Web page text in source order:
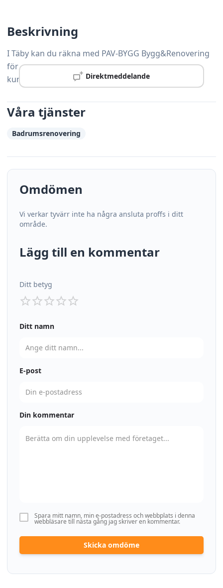
Direktmeddelande
Beskrivning
I Täby kan du räkna med PAV-BYGG Bygg&Renovering
för professionell snickeriservice – kvalitet och
kundnöjdhet är alltid prioritet.
Våra tjänster
Badrumsrenovering
Omdömen
Vi verkar tyvärr inte ha några ansluta proffs i ditt
område.
Lägg till en kommentar
Ditt betyg
Ditt namn
E-post
Din kommentar
Spara mitt namn, min e-postadress och webbplats i denna
webbläsare till nästa gång jag skriver en kommentar.
Skicka omdöme